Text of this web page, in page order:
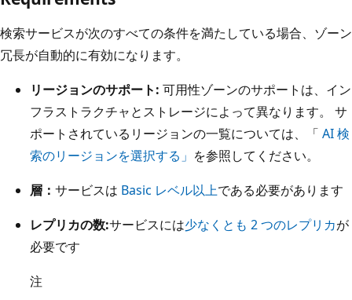
検索サービスが次のすべての条件を満たしている場合、ゾーン
冗長が自動的に有効になります。
リージョンのサポート: 可用性ゾーンのサポートは、イン
フラストラクチャとストレージによって異なります。 サ
ポートされているリージョンの一覧については、「 AI 検
索のリージョンを選択する」 を参照してください。
層： サービスは Basic レベル以上である必要があります
レプリカの数:サービスには少なくとも 2 つのレプリカが
必要です
注